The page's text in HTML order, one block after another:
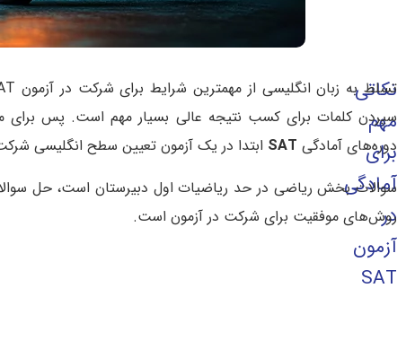
نکاتی
مهم
برای
آمادگی
در
آزمون
SAT
سپردن کلمات برای کسب نتیجه عالی بسیار مهم است. پس برای
دوره‌های آمادگی SAT ابتدا در یک آزمون تعیین سطح انگلیسی
سوالات بخش ریاضی در حد ریاضیات اول دبیرستان است، حل
روش‌های موفقیت برای شرکت در آزمون است.